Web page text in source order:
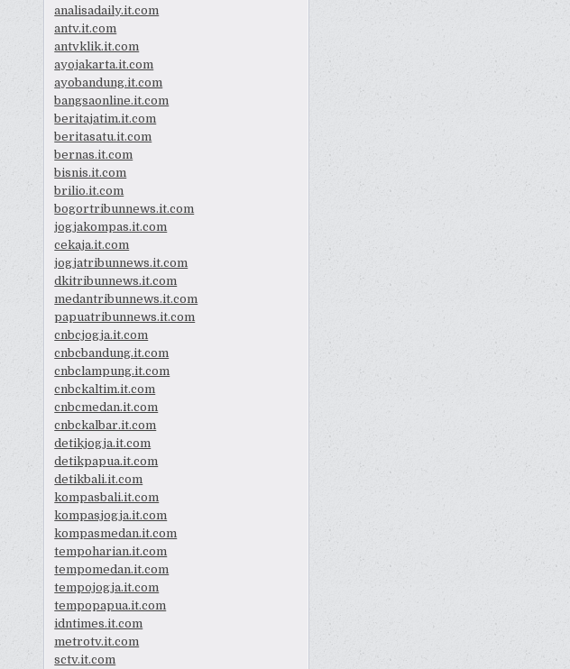
analisadaily.it.com
antv.it.com
antvklik.it.com
ayojakarta.it.com
ayobandung.it.com
bangsaonline.it.com
beritajatim.it.com
beritasatu.it.com
bernas.it.com
bisnis.it.com
brilio.it.com
bogortribunnews.it.com
jogjakompas.it.com
cekaja.it.com
jogjatribunnews.it.com
dkitribunnews.it.com
medantribunnews.it.com
papuatribunnews.it.com
cnbcjogja.it.com
cnbcbandung.it.com
cnbclampung.it.com
cnbckaltim.it.com
cnbcmedan.it.com
cnbckalbar.it.com
detikjogja.it.com
detikpapua.it.com
detikbali.it.com
kompasbali.it.com
kompasjogja.it.com
kompasmedan.it.com
tempoharian.it.com
tempomedan.it.com
tempojogja.it.com
tempopapua.it.com
idntimes.it.com
metrotv.it.com
sctv.it.com